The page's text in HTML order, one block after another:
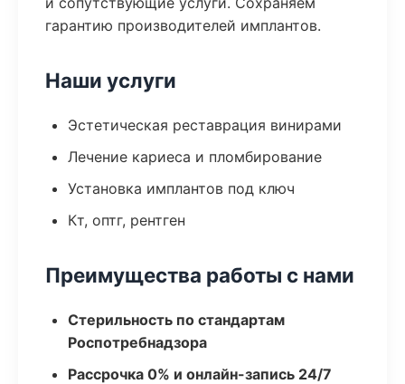
гарантию производителей имплантов.
Наши услуги
Эстетическая реставрация винирами
Лечение кариеса и пломбирование
Установка имплантов под ключ
Кт, оптг, рентген
Преимущества работы с нами
Стерильность по стандартам
Роспотребнадзора
Рассрочка 0% и онлайн-запись 24/7